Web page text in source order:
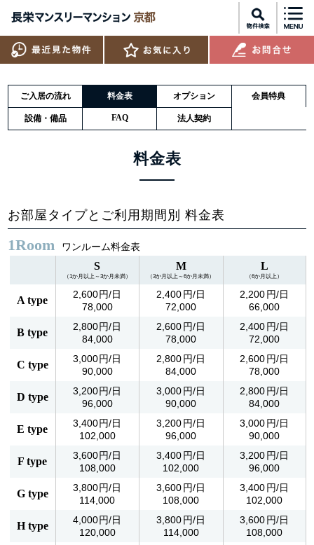
ご入居の流れ 料金表 オプション 会員特典
設備・備品 FAQ 法人契約
料金表
お部屋タイプとご利用期間別 料金表
1Room ワンルーム料金表
S
（1か月以上～3か月未満）
M
（3か月以上～6か月未満）
L
（6か月以上）
A type
2,600
78,000
2,400
72,000
2,200
66,000
B type
2,800
84,000
2,600
78,000
2,400
72,000
C type
3,000
90,000
2,800
84,000
2,600
78,000
D type
3,200
96,000
3,000
90,000
2,800
84,000
E type
3,400
102,000
3,200
96,000
3,000
90,000
F type
3,600
108,000
3,400
102,000
3,200
96,000
G type
3,800
114,000
3,600
108,000
3,400
102,000
H type
4,000
120,000
3,800
114,000
3,600
108,000